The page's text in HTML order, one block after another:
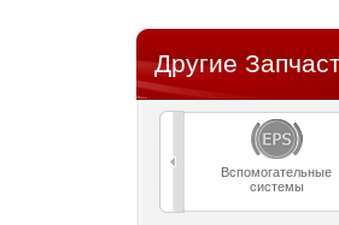
Другие
Вспомогательные
системы